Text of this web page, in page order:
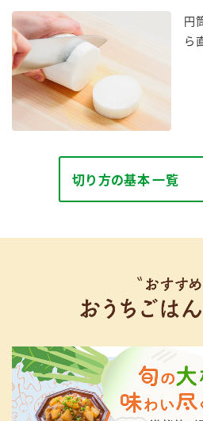
お酢ドリンク
みりん風・料理酒
炊き込みご飯の素
ブランド・スペシャルサイト
ブランド・スペシャルサイト トップ
商品ブランドサイト
Fibee（ファイビー）
くらしプラ酢
カンタン酢
お酢ドリンク
納豆のサイト
PIN印
三ツ判山吹
企業情報
国内事業概要
ミツカングループについて
ミツカンの歴史
水の文化センター（
ZENB initiative
お客様相談センター
お客様の声をいかしました
円
ら
切り方の基本 一覧